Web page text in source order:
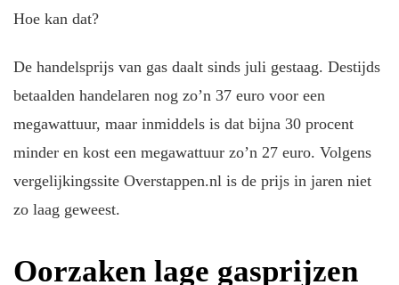
Hoe kan dat?
De handelsprijs van gas daalt sinds juli gestaag. Destijds
betaalden handelaren nog zo’n 37 euro voor een
megawattuur, maar inmiddels is dat bijna 30 procent
minder en kost een megawattuur zo’n 27 euro. Volgens
vergelijkingssite Overstappen.nl is de prijs in jaren niet
zo laag geweest.
Oorzaken lage gasprijzen